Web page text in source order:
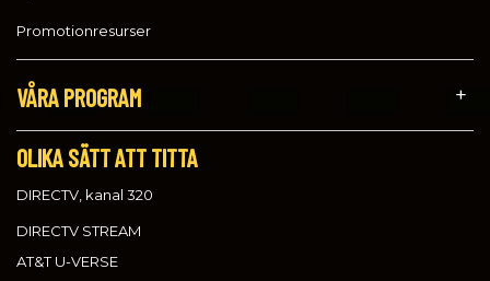
Promotionresurser
VÅRA PROGRAM
OLIKA SÄTT ATT TITTA
DIRECTV, kanal 320
DIRECTV STREAM
AT&T U-VERSE